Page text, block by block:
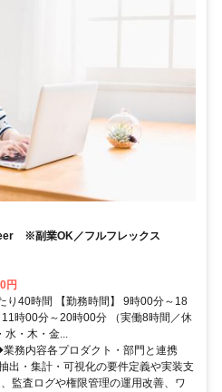
※副業OK／フルフレックス
円
り40時間 【勤務時間】 9時00分～18
時00分～20時00分 （実働8時間／休
水・木・金...
務内容各プロダクト・部門と連携
出・集計・可視化の要件定義や実装支
監査ログや権限管理の運用改善、ワ